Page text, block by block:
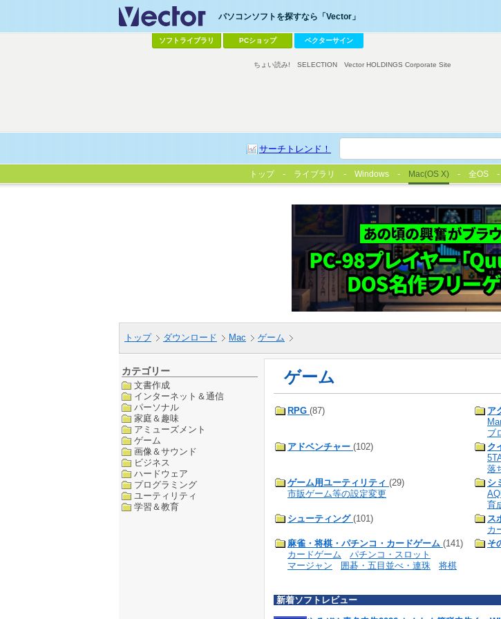
パソコンソフトを探すなら「Vector」
ソフトライブラリ PCショップ ベクターサイン
サーチトレンド！
ちょい読み! SELECTION Vector HOLDINGS Corporate Site
トップ ライブラリ Windows Mac(OS X) 全OS
トップ ダウンロード Mac ゲーム
カテゴリー
文書作成
インターネット＆通信
パーソナル
家庭＆趣味
アミューズメント
ゲーム
画像＆サウンド
ビジネス
ハードウェア
プログラミング
ユーティリティ
学習＆教育
ゲーム
RPG (87) ア
ブ
アドベンチャー (102) ク
落
ゲーム用ユーティリティ (29)
市販ゲーム等の設定変更
シ
育
シューティング (101) ス
カ
麻雀・将棋・パチンコ・カードゲーム (141)
カードゲーム
パチンコ・スロット
マージャン
囲碁・五目並べ・連珠 将棋
そ
新着ソフトレビュー